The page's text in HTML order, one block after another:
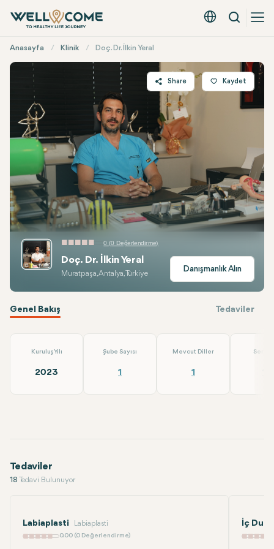
Türkçe - EUR
Arama
Menü
Anasayfa Klinik Doç. Dr. İlkin Yeral
0 (0 Değerlendirme)
Doç. Dr. İlkin Yeral
Muratpaşa, Antalya, Türkiye
Share
Twitter
Facebook
Linkedin
Telegram
E-mail
Kaydet
Danışmanlık Alın
Genel Bakış Tedaviler
Kuruluş Yılı
2023
Şube Sayısı
1
Mevcut Diller
1
Tedaviler
18 Tedavi Bulunuyor
Labiaplasti Labiaplasti
0.00 (0 Değerlendirme)
İç